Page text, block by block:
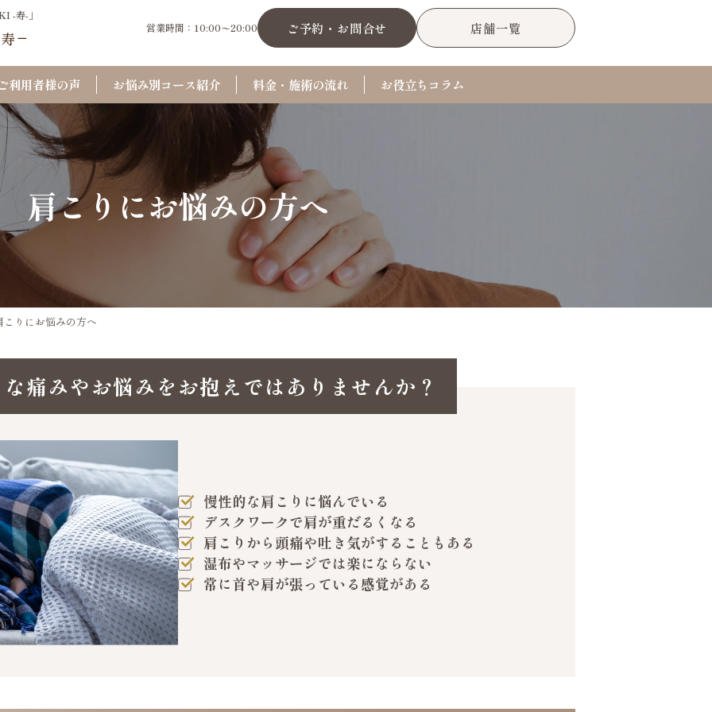
-寿-」
営業時間：10:00〜20:00
ご予約・お問合せ 店舗一覧
利用者様の声 お悩み別コース紹介 料金・施術の流れ お役立ちコラム
肩こりにお悩みの方へ
こりにお悩みの方へ
痛みやお悩みをお抱えではありませんか？
慢性的な肩こりに悩んでいる
デスクワークで肩が重だるくなる
肩こりから頭痛や吐き気がすることもある
湿布やマッサージでは楽にならない
常に首や肩が張っている感覚がある